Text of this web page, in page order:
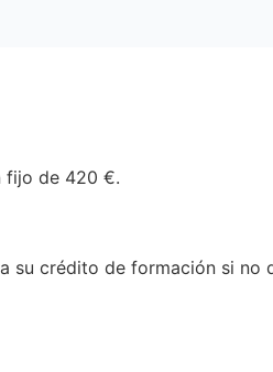
fijo de 420 €.
su crédito de formación si no